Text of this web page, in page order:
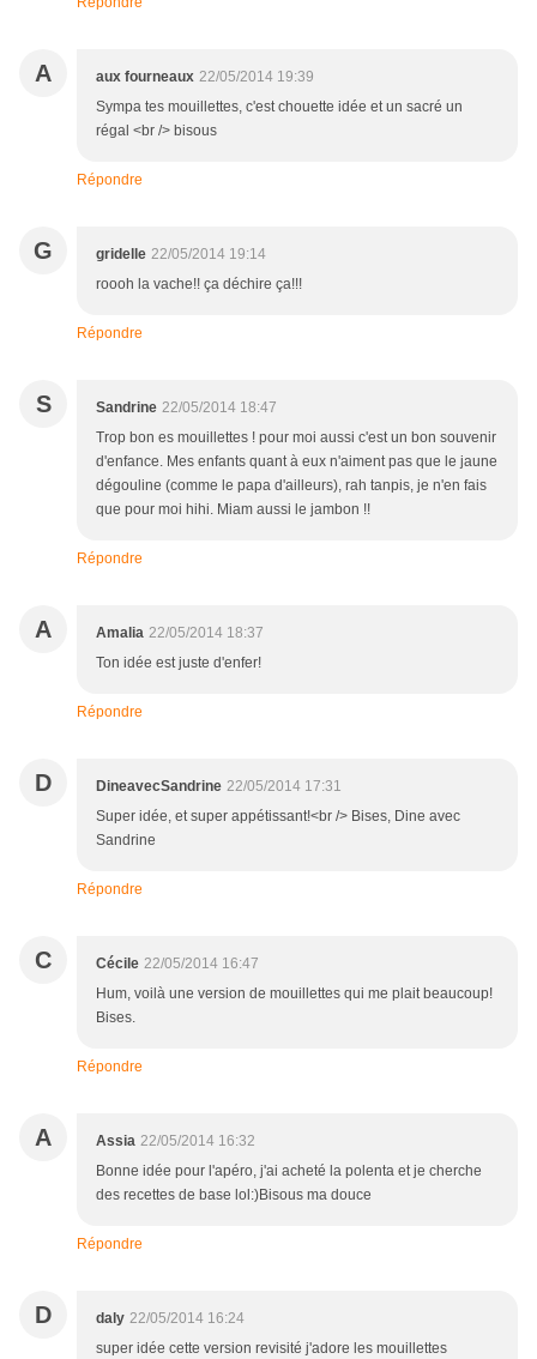
A aux fourneaux 22/05/2014 19:39
Sympa tes mouillettes, c'est chouette idée et un sacré un
régal <br /> bisous
Répondre
G gridelle 22/05/2014 19:14
roooh la vache!! ça déchire ça!!!
Répondre
S Sandrine 22/05/2014 18:47
Trop bon es mouillettes ! pour moi aussi c'est un bon souvenir
d'enfance. Mes enfants quant à eux n'aiment pas que le jaune
dégouline (comme le papa d'ailleurs), rah tanpis, je n'en fais
que pour moi hihi. Miam aussi le jambon !!
Répondre
A Amalia 22/05/2014 18:37
Ton idée est juste d'enfer!
Répondre
D DineavecSandrine 22/05/2014 17:31
Super idée, et super appétissant!<br /> Bises, Dine avec
Sandrine
Répondre
C Cécile 22/05/2014 16:47
Hum, voilà une version de mouillettes qui me plait beaucoup!
Bises.
Répondre
A Assia 22/05/2014 16:32
Bonne idée pour l'apéro, j'ai acheté la polenta et je cherche
des recettes de base lol:)Bisous ma douce
Répondre
D daly 22/05/2014 16:24
super idée cette version revisité j'adore les mouillettes